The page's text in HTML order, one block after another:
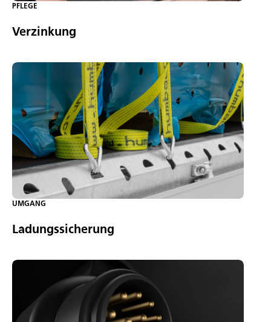
PFLEGE
Verzinkung
UMGANG
Ladungssicherung